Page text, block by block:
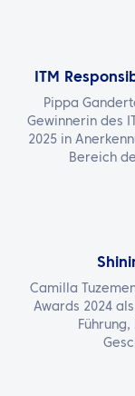
ITM
Pippa
Gewinnerin des
2025 in
Bereich
Camilla
Awards 2024